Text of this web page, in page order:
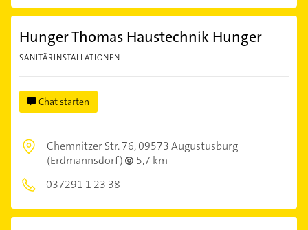
Hunger Thomas Haustechnik Hunger
SANITÄRINSTALLATIONEN
Chat starten
Chemnitzer Str. 76,09573 Augustusburg
(Erdmannsdorf)
5,7 km
037291 1 23 38